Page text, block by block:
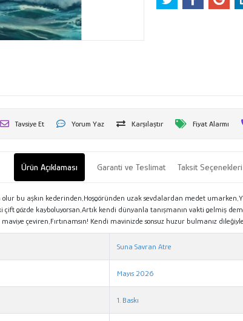
Tavsiye Et Yorum Yaz Karşılaştır Fiyat Alarmı
Ürün Açıklaması Garanti ve Teslimat Taksit Seçenekleri
bu aşkın kederinden,Hoşgöründen uzak sevdalardan medet
gözde kayboluyorsan,Artık kendi dünyanla tanışmanın vakti gelmiş
çeviren,Fırtınamsın! Kendi mavinizde sonsuz huzur bulmanız dileğiyle...
Suna Savran Atre
Mayıs 2026
1. Baskı